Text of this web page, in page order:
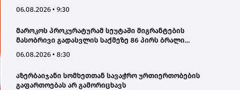
06.08.2026 • 9:30
მაროკოს პროკურატურამ სეუტაში მიგრანტების
მასობრივი გადასვლის საქმეზე 86 პირს ბრალი
06.08.2026 • 8:30
აზერბაიჯანი სომხეთთან სავაჭრო ურთიერთობების
გაფართოებას არ გამორიცხავს